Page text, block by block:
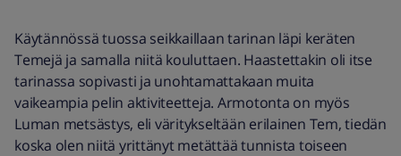
Käytännössä tuossa seikkaillaan tarinan läpi keräten
Temejä ja samalla niitä kouluttaen. Haastettakin oli itse
tarinassa sopivasti ja unohtamattakaan muita
vaikeampia pelin aktiviteetteja. Armotonta on myös
Luman metsästys, eli väritykseltään erilainen Tem, tiedän
koska olen niitä yrittänyt metättää tunnista toiseen